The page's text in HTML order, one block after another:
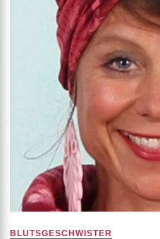
BLUTSGESCHWISTER